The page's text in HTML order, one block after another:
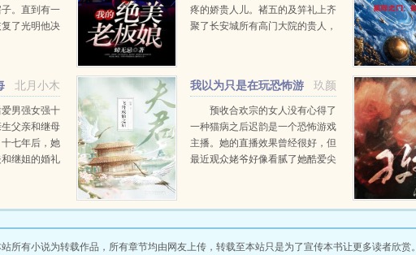
。直到有一
了光明他决
疼的娇贵人儿。褚五的及笄礼上齐
聚了长安城所有高门大院的贵人，
北月小木
男强女强十
父亲和继母
七年后，她
继姐的婚礼
圈人人笑话
玖颜
我以为只是在玩恐怖游
预收合欢宗的女人没有心得了
一种猫病之后迟韵是一个恐怖游戏
主播。她的直播效果曾经很好，但
最近观众姥爷好像看腻了她酷爱尖
子小，但...
所有小说为转载作品，所有章节均由网友上传，转载至本站只是为了宣传本书让更多读者欣赏。